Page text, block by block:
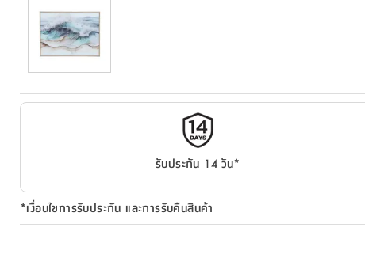
รับประกัน 14 วัน*
*เงื่อนไขการรับประกัน และการรับคืนสินค้า